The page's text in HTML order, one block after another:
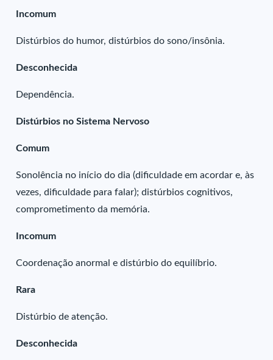
Incomum
Distúrbios do humor, distúrbios do sono/insônia.
Desconhecida
Dependência.
Distúrbios no Sistema Nervoso
Comum
Sonolência no início do dia (dificuldade em acordar e, às
vezes, dificuldade para falar); distúrbios cognitivos,
comprometimento da memória.
Incomum
Coordenação anormal e distúrbio do equilíbrio.
Rara
Distúrbio de atenção.
Desconhecida